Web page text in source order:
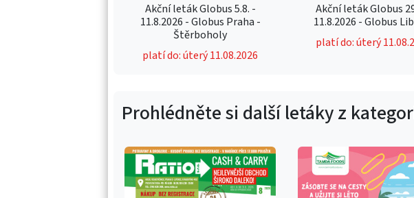
Akční leták Globus 5.8. -
11.8.2026 - Globus Praha -
Štěrboholy
platí do: úterý 11.08.2026
Akční leták Globus
11.8.2026 - Globus
platí do: úterý
Prohlédněte si další letáky z